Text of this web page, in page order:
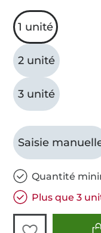
1 unité
2 unité
3 unité
Saisie
Quantité
Plus que 3